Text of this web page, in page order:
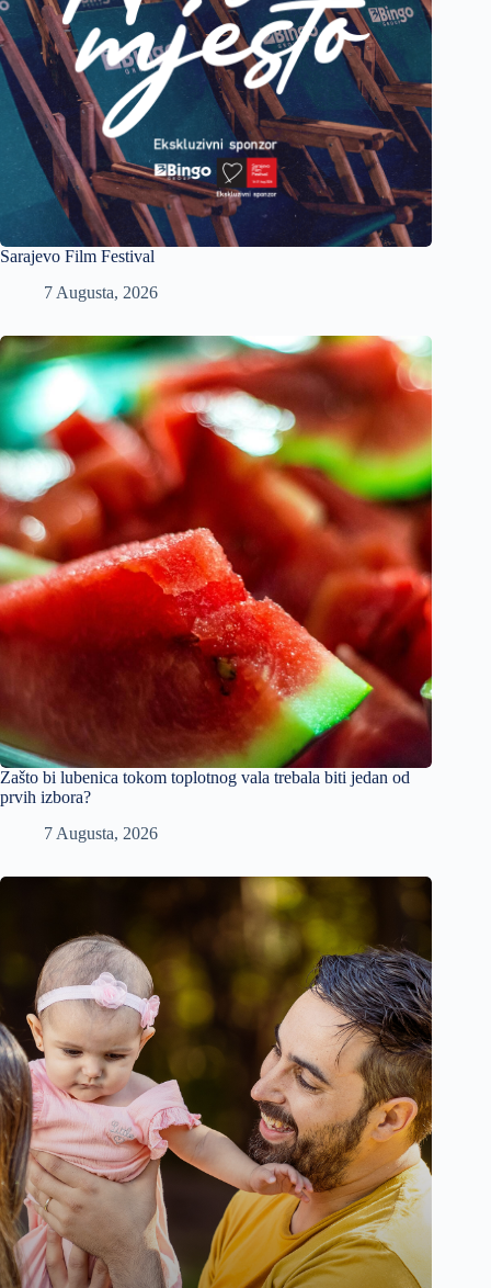
Sarajevo Film Festival
7 Augusta, 2026
Zašto bi lubenica tokom toplotnog vala trebala biti jedan od
prvih izbora?
7 Augusta, 2026